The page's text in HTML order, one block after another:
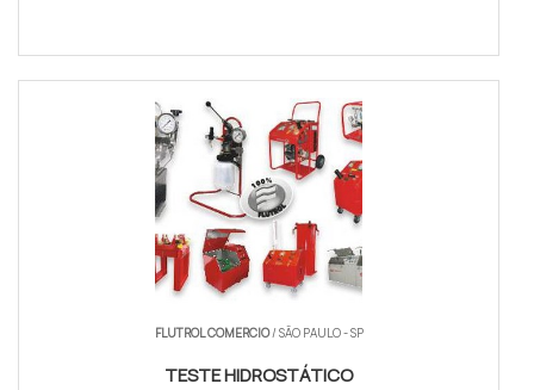
FLUTROL COMERCIO/ SÃO PAULO - SP
TESTE HIDROSTÁTICO